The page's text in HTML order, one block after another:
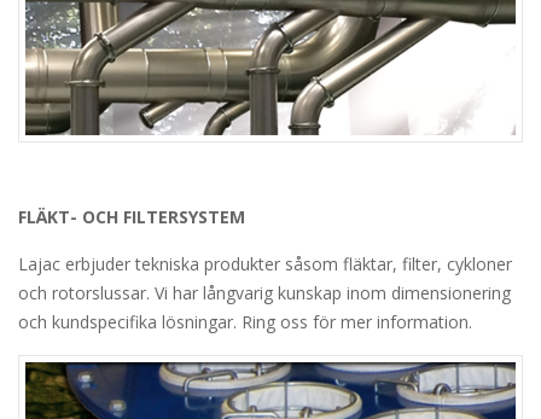
FLÄKT- OCH FILTERSYSTEM
Lajac erbjuder tekniska produkter såsom fläktar, filter, cykloner
och rotorslussar. Vi har långvarig kunskap inom dimensionering
och kundspecifika lösningar. Ring oss för mer information.